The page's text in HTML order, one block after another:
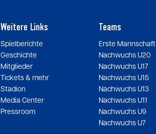
Weitere Links
Spielberichte
Geschichte
Mitglieder
Tickets & mehr
Stadion
Media Center
Pressroom
Teams
Erste Mannschaft
Nachwuchs U20
Nachwuchs U17
Nachwuchs U15
Nachwuchs U13
Nachwuchs U11
Nachwuchs U9
Nachwuchs U7